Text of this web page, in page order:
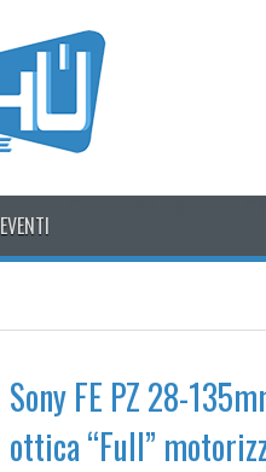
EVENTI
Sony FE PZ 28-
ottica “Full”